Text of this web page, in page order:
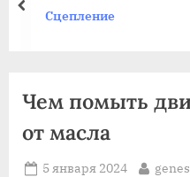
Сцепление
prev
Чем помыть
от масла
Posted
5 января 2024 By